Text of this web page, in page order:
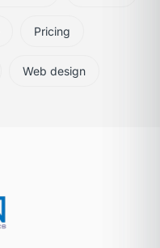
Pricing
Web design